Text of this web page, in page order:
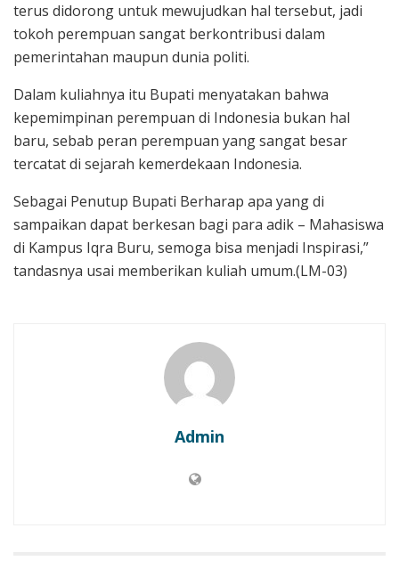
terus didorong untuk mewujudkan hal tersebut, jadi
tokoh perempuan sangat berkontribusi dalam
pemerintahan maupun dunia politi.
Dalam kuliahnya itu Bupati menyatakan bahwa
kepemimpinan perempuan di Indonesia bukan hal
baru, sebab peran perempuan yang sangat besar
tercatat di sejarah kemerdekaan Indonesia.
Sebagai Penutup Bupati Berharap apa yang di
sampaikan dapat berkesan bagi para adik – Mahasiswa
di Kampus Iqra Buru, semoga bisa menjadi Inspirasi,”
tandasnya usai memberikan kuliah umum.(LM-03)
Admin